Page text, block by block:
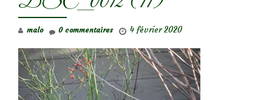
malo 4 février 2020
0 commentaires